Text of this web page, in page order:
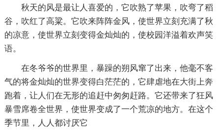
秋天的风是最让人喜爱的，它吹熟了苹果，吹弯了稻
谷，吹红了高粱。它吹来阵阵金风，使世界立刻充满了秋
的凉意，使世界立刻变得金灿灿的，使校园洋溢着欢声笑
语。
在冬爷爷的世界里，暴躁的朔风窜了出来，他毫不客
气的将金灿灿的世界变得白茫茫的，它肆虐地在大街上奔
跑着，让人们在无形的追赶中匆匆赶路。它还带来了狂风
暴雪席卷全世界，使世界变成了一个荒凉的地方。在这个
季节里，人人都讨厌它